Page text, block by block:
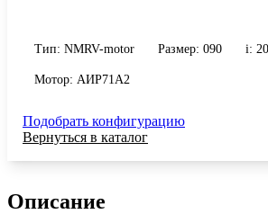
Тип: NMRV-motor Размер: 090 i: 20
Мотор: АИР71A2
Подобрать конфигурацию
Вернуться в каталог
Описание